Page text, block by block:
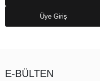
Üye Giriş
E-BÜLTEN